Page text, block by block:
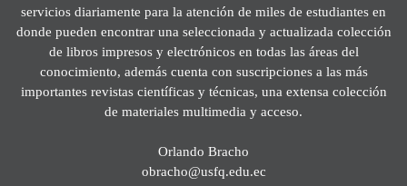
servicios diariamente para la atención de miles de estudiantes en
donde pueden encontrar una seleccionada y actualizada colección
de libros impresos y electrónicos en todas las áreas del
conocimiento, además cuenta con suscripciones a las más
importantes revistas científicas y técnicas, una extensa colección
de materiales multimedia y acceso.
Orlando Bracho
obracho@usfq.edu.ec